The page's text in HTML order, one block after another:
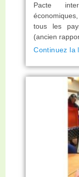
Pacte
tous les
(ancien
Continuez la